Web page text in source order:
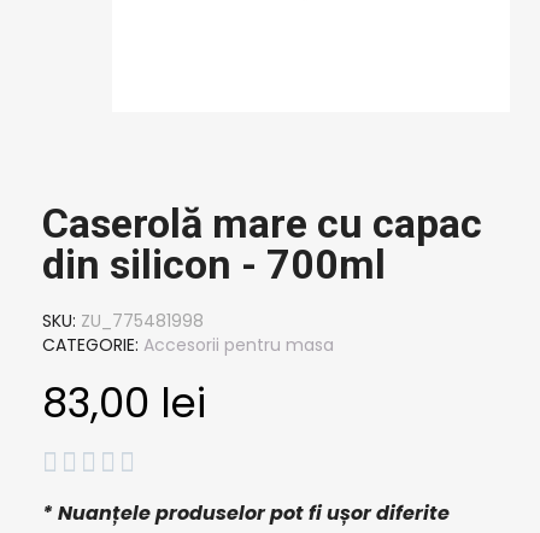
Caserolă mare cu capac
din silicon - 700ml
SKU ZU_775481998
CATEGORIE Accesorii pentru masa
83,00 lei
    
* Nuanțele produselor pot fi ușor diferite